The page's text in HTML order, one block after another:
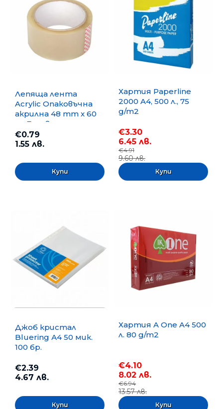
Лепяща лента
Acrylic Опаковъчна
акрилна 48 mm x 60
m, Безцветна
€0.79
1.55 лв.
Хартия Paperline
2000 A4, 500 л., 75
g/m2
€3.30
6.45 лв.
€4.91
9.60 лв.
Джоб кристал
Bluering А4 50 мик.
100 бр.
€2.39
4.67 лв.
Хартия A One A4 500
л. 80 g/m2
€4.10
8.02 лв.
€6.94
13.57 лв.